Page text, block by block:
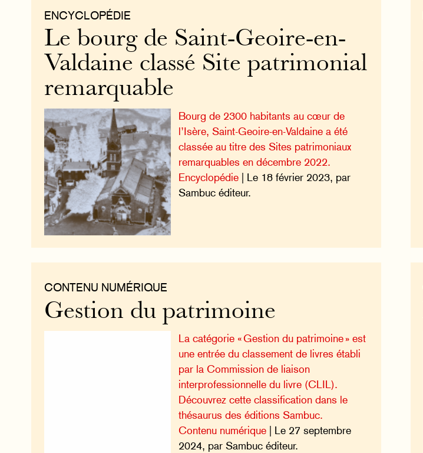
ENCYCLOPÉDIE
Le bourg de Saint-Geoire-en-
Valdaine classé Site patrimonial
remarquable
Bourg de 2300 habitants au cœur de
l’Isère, Saint-Geoire-en-Valdaine a été
classée au titre des Sites patrimoniaux
remarquables en décembre 2022.
Encyclopédie | Le 18 février 2023, par
Sambuc éditeur.
CONTENU NUMÉRIQUE
Gestion du patrimoine
La catégorie « Gestion du patrimoine » est
une entrée du classement de livres établi
par la Commission de liaison
interprofessionnelle du livre (CLIL).
Découvrez cette classification dans le
thésaurus des éditions Sambuc.
Contenu numérique | Le 27 septembre
2024, par Sambuc éditeur.